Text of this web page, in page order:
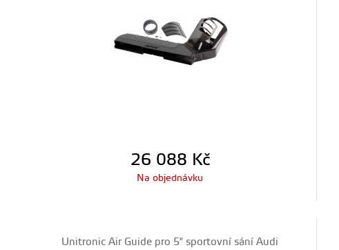
26 088 Kč
Na objednávku
Unitronic Air Guide pro 5" sportovní sání Audi